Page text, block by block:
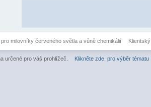
milovníky červeného světla a vůně chemikálií
určené pro váš prohlížeč. Klikněte zde, pro výběr tématu